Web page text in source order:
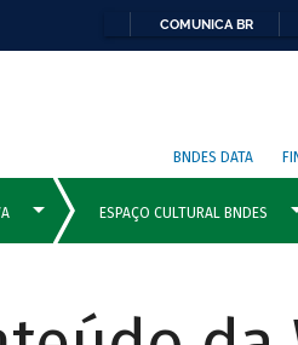
COMUNICA BR
BNDES DATA